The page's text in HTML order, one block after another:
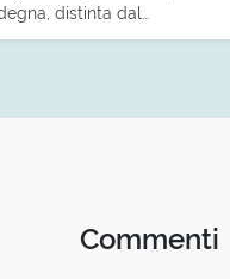
distinta dal…
Commenti